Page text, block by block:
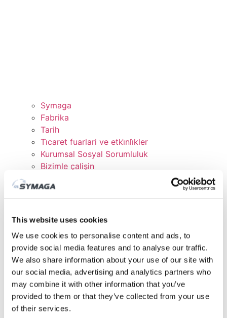
This website uses cookies
We use cookies to personalise content and ads, to
provide social media features and to analyse our traffic.
We also share information about your use of our site with
our social media, advertising and analytics partners who
may combine it with other information that you’ve
provided to them or that they’ve collected from your use
of their services.
Symaga
Fabrika
Tarih
Ti̇caret fuarlari ve etki̇nli̇kler
Kurumsal Sosyal Sorumluluk
Bizimle çalişin
İNDİRMELER